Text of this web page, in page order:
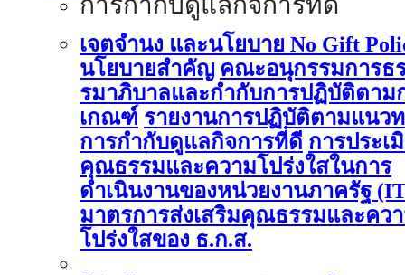
เจตจำนง และนโยบาย No Gift
นโยบายสำคัญ คณะอนุกรรมการธ
รมาภิบาลและกำกับการปฏิบัติตาม
เกณฑ์ รายงานการปฏิบัติตามแนว
การกำกับดูแลกิจการที่ดี การประเ
คุณธรรมและความโปร่งใสในการ
ดำเนินงานของหน่วยงานภาครัฐ
มาตรการส่งเสริมคุณธรรมและคว
โปร่งใสของ ธ.ก.ส.